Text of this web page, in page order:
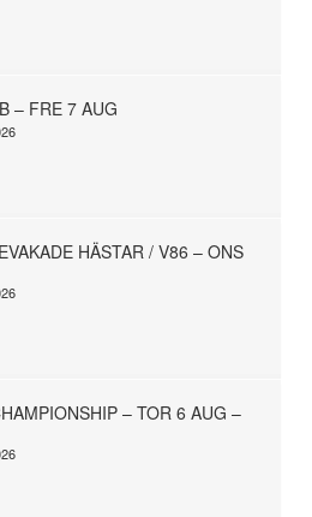
– FRE 7 AUG
HÄSTAR / V86 – ONS
– TOR 6 AUG –